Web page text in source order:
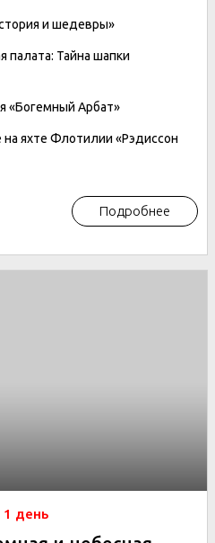
и шедевры»
палата: Тайна шапки
«Богемный Арбат»
яхте Флотилии «Рэдиссон
Подробнее
1 день